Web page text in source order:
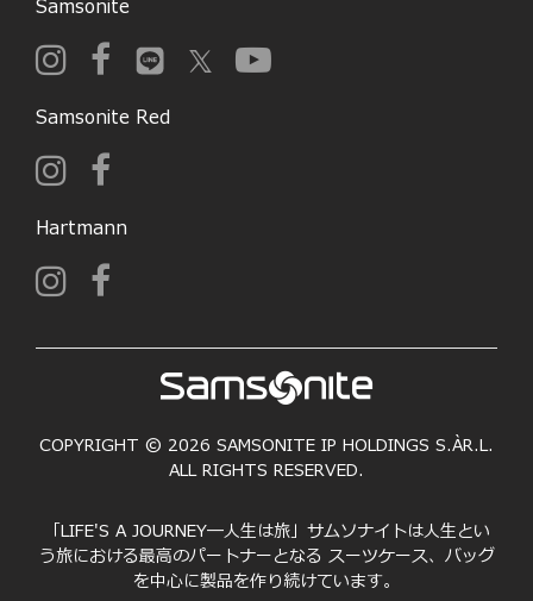
Samsonite
Samsonite Red
Hartmann
COPYRIGHT © 2026 SAMSONITE IP HOLDINGS S.ÀR.L.
ALL RIGHTS RESERVED.
「LIFE'S A JOURNEY―人生は旅」サムソナイトは人生とい
う旅における最高のパートナーとなる スーツケース、バッグ
を中心に製品を作り続けています。